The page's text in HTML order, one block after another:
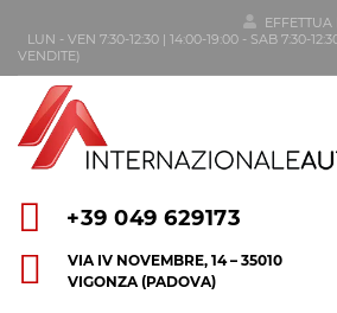
EFFETTUA
LUN - VEN 7:30-12:30 | 14:00-19:00 - SAB 7:30-
VENDITE)
+39 049 629173
VIA IV NOVEMBRE, 14 – 35010
VIGONZA (PADOVA)